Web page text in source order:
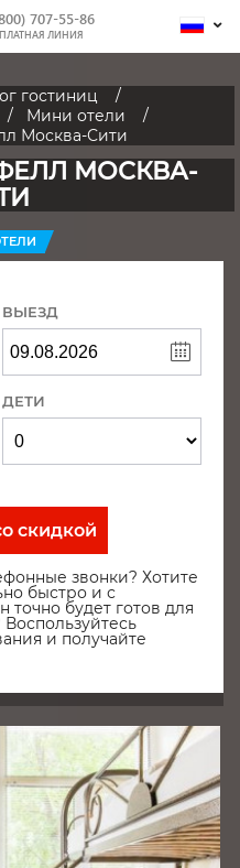
707-55-86
ЛИНИЯ
гостиниц
Мини отели
Москва-Сити
МОСКВА-
ВЫЕЗД
ДЕТИ
скидкой
звонки? Хотите
быстро и с
точно будет готов для
и получайте